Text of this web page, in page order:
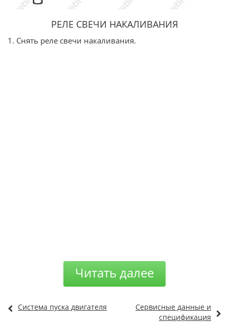
РЕЛЕ СВЕЧИ НАКАЛИВАНИЯ
1. Снять реле свечи накаливания.
Читать далее
Система пуска двигателя
Сервисные данные и
спецификация